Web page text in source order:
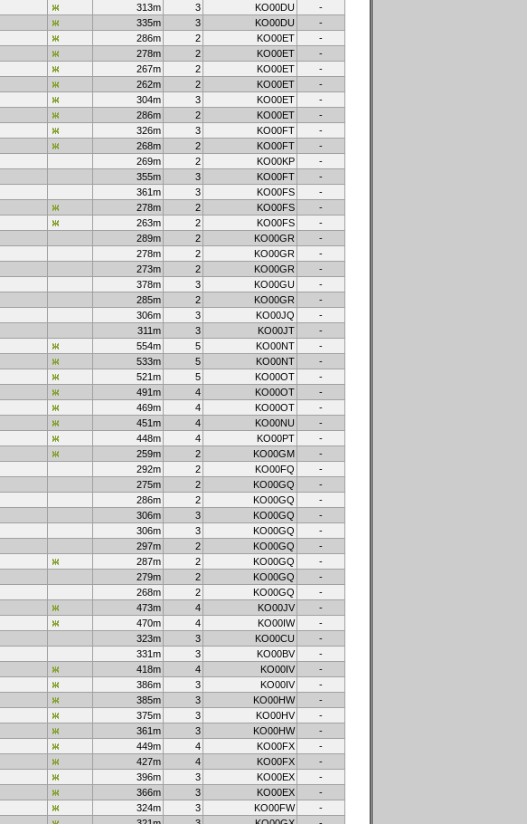
313m 3 KO00DU
-
335m 3 KO00DU
-
286m 2 KO00ET
-
278m 2 KO00ET
-
267m 2 KO00ET
-
262m 2 KO00ET
-
304m 3 KO00ET
-
286m 2 KO00ET
-
326m 3 KO00FT
-
268m 2 KO00FT
-
269m 2 KO00KP
-
355m 3 KO00FT
-
361m 3 KO00FS
-
278m 2 KO00FS
-
263m 2 KO00FS
-
289m 2 KO00GR
-
278m 2 KO00GR
-
273m 2 KO00GR
-
378m 3 KO00GU
-
285m 2 KO00GR
-
306m 3 KO00JQ
-
311m 3 KO00JT
-
554m 5 KO00NT
-
533m 5 KO00NT
-
521m 5 KO00OT
-
491m 4 KO00OT
-
469m 4 KO00OT
-
451m 4 KO00NU
-
448m 4 KO00PT
-
259m 2 KO00GM
-
292m 2 KO00FQ
-
275m 2 KO00GQ
-
286m 2 KO00GQ
-
306m 3 KO00GQ
-
306m 3 KO00GQ
-
297m 2 KO00GQ
-
287m 2 KO00GQ
-
279m 2 KO00GQ
-
268m 2 KO00GQ
-
473m 4 KO00JV
-
470m 4 KO00IW
-
323m 3 KO00CU
-
331m 3 KO00BV
-
418m 4 KO00IV
-
386m 3 KO00IV
-
385m 3 KO00HW
-
375m 3 KO00HV
-
361m 3 KO00HW
-
449m 4 KO00FX
-
427m 4 KO00FX
-
396m 3 KO00EX
-
366m 3 KO00EX
-
324m 3 KO00FW
-